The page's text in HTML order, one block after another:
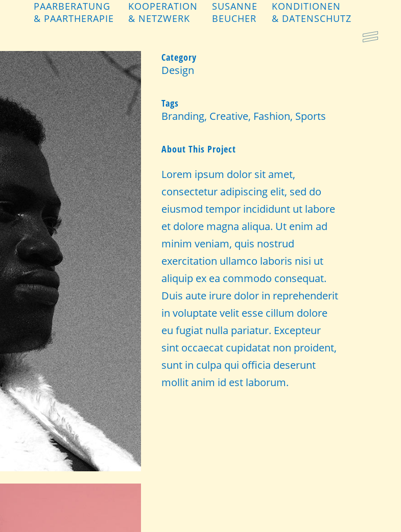
PAARBERATUNG
& PAARTHERAPIE
KOOPERATION
& NETZWERK
SUSANNE
BEUCHER
KONDITIONEN
& DATENSCHUTZ
Category
Design
Tags
Branding, Creative, Fashion, Sports
About This Project
Lorem ipsum dolor sit amet,
consectetur adipiscing elit, sed do
eiusmod tempor incididunt ut labore
et dolore magna aliqua. Ut enim ad
minim veniam, quis nostrud
exercitation ullamco laboris nisi ut
aliquip ex ea commodo consequat.
Duis aute irure dolor in reprehenderit
in voluptate velit esse cillum dolore
eu fugiat nulla pariatur. Excepteur
sint occaecat cupidatat non proident,
sunt in culpa qui officia deserunt
mollit anim id est laborum.